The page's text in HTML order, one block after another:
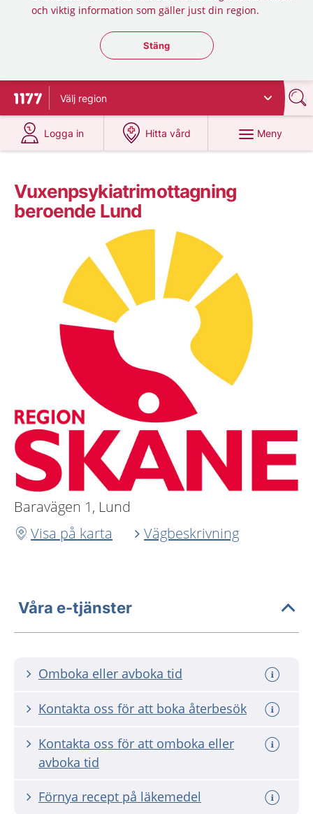
och viktig information som gäller just din region.
Stäng regionsväljaren
Stäng
Till startsidan för 1177
Välj region
Logga in
på 1177.se
Hitta vård
på 1177.se
Meny
Vuxenpsykiatrimottagning
beroende Lund
Baravägen 1, Lund
Visa på karta
Vägbeskrivning
Våra e-tjänster
Omboka eller avboka tid
Kontakta oss för att boka återbesök
Kontakta oss för att omboka eller
avboka tid
Förnya recept på läkemedel